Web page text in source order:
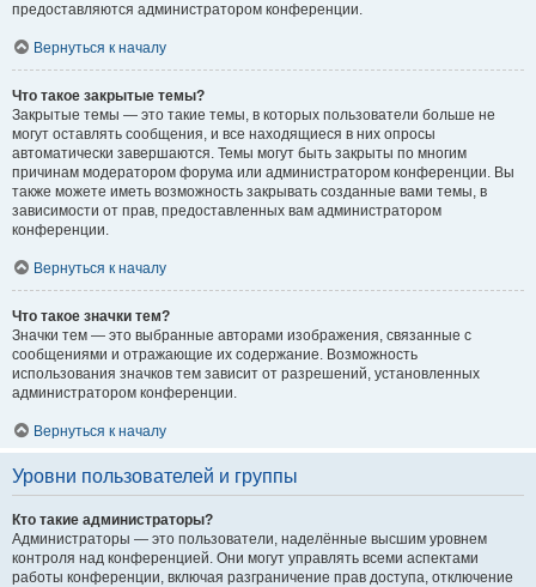
предоставляются администратором конференции.
Вернуться к началу
Что такое закрытые темы?
Закрытые темы — это такие темы, в которых пользователи больше не
могут оставлять сообщения, и все находящиеся в них опросы
автоматически завершаются. Темы могут быть закрыты по многим
причинам модератором форума или администратором конференции. Вы
также можете иметь возможность закрывать созданные вами темы, в
зависимости от прав, предоставленных вам администратором
конференции.
Вернуться к началу
Что такое значки тем?
Значки тем — это выбранные авторами изображения, связанные с
сообщениями и отражающие их содержание. Возможность
использования значков тем зависит от разрешений, установленных
администратором конференции.
Вернуться к началу
Уровни пользователей и группы
Кто такие администраторы?
Администраторы — это пользователи, наделённые высшим уровнем
контроля над конференцией. Они могут управлять всеми аспектами
работы конференции, включая разграничение прав доступа, отключение